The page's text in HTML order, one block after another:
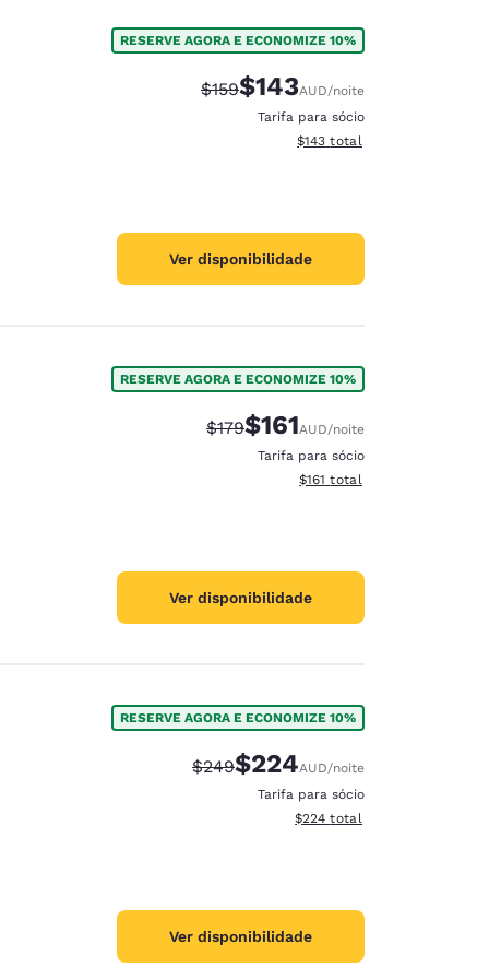
RESERVE AGORA E ECONOMIZE 10%
Tarifa anterior “tachada”:
$159Tarifa com desconto:
$143AUD/noite
Tarifa para sócio
Exibir detalhes do total
$143 total
Ver disponibilidade
RESERVE AGORA E ECONOMIZE 10%
Tarifa anterior “tachada”:
$179Tarifa com desconto:
$161AUD/noite
Tarifa para sócio
Exibir detalhes do total
$161 total
Ver disponibilidade
RESERVE AGORA E ECONOMIZE 10%
Tarifa anterior “tachada”:
$249Tarifa com desconto:
$224AUD/noite
Tarifa para sócio
Exibir detalhes do total
$224 total
Ver disponibilidade